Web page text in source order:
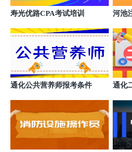
寿光优路CPA考试培训 河池
通化公共营养师报考条件 通化